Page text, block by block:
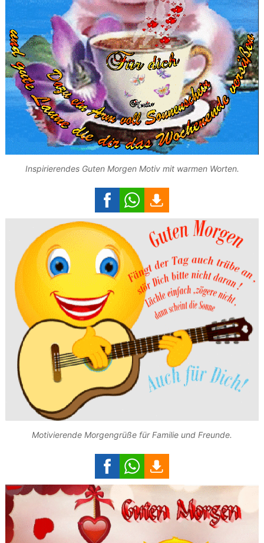
Inspirierendes Guten Morgen Motiv mit warmen Worten.
Motivierende Morgengrüße für Familie und Freunde.